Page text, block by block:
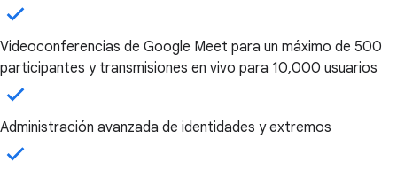
Videoconferencias de Google Meet para un máximo de 500
participantes y transmisiones en vivo para 10,000 usuarios
Administración avanzada de identidades y extremos